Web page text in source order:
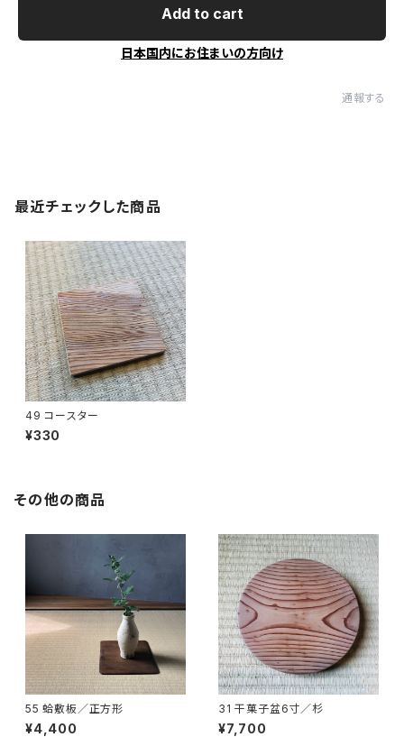
Add to cart
日本国内にお住まいの方向け
通報する
最近チェックした商品
49 コースター
¥330
その他の商品
55 蛤敷板／正方形
¥4,400
31 干菓子盆6寸／杉
¥7,700